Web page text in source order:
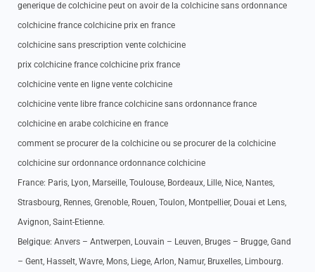
generique de colchicine peut on avoir de la colchicine sans ordonnance
colchicine france colchicine prix en france
colchicine sans prescription vente colchicine
prix colchicine france colchicine prix france
colchicine vente en ligne vente colchicine
colchicine vente libre france colchicine sans ordonnance france
colchicine en arabe colchicine en france
comment se procurer de la colchicine ou se procurer de la colchicine
colchicine sur ordonnance ordonnance colchicine
France: Paris, Lyon, Marseille, Toulouse, Bordeaux, Lille, Nice, Nantes,
Strasbourg, Rennes, Grenoble, Rouen, Toulon, Montpellier, Douai et Lens,
Avignon, Saint-Etienne.
Belgique: Anvers – Antwerpen, Louvain – Leuven, Bruges – Brugge, Gand
– Gent, Hasselt, Wavre, Mons, Liege, Arlon, Namur, Bruxelles, Limbourg.